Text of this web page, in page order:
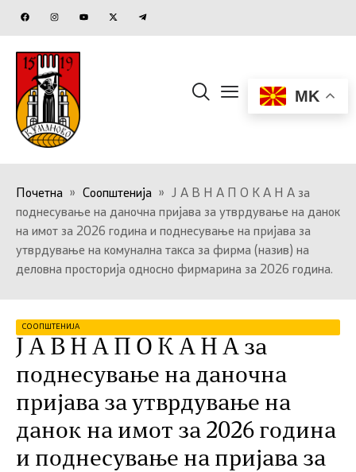
MK
Почетна » Соопштенија »
Ј А В Н А П О К А Н А за
поднесување на даночна пријава за утврдување на данок
на имот за 2026 година и поднесување на пријава за
утврдување на комунална такса за фирма (назив) на
деловна просторија односно фирмарина за 2026 година.
СООПШТЕНИЈА
Ј А В Н А П О К А Н А за
поднесување на даночна
пријава за утврдување на
данок на имот за 2026 година
и поднесување на пријава за